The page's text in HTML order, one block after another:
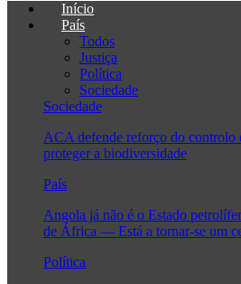
Início
País
Todos
Justiça
Política
Sociedade
Sociedade
ACA defende reforço do controlo
proteger a biodiversidade
País
Angola já não é o Estado
de África — Está a tornar-se um
Política